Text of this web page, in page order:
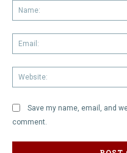
Save my name, email, and
comment.